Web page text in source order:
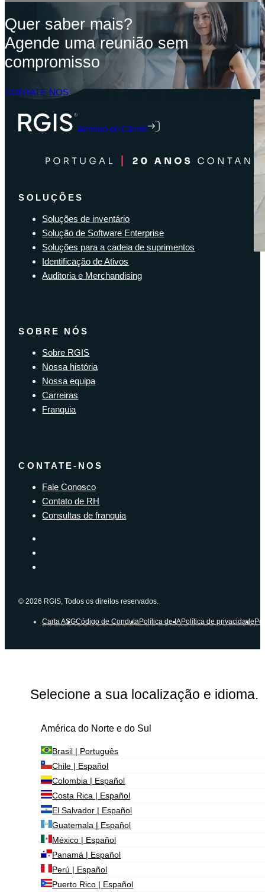
Quer saber mais?
Agende uma reunião sem
compromisso
CONTATE-NOS
Acesso do Cliente
SOLUÇÕES
Soluções de inventário
Solução de Software Enterprise
Soluções para a cadeia de suprimentos
Identificação de Ativos
Auditoria e Merchandising
SOBRE NÓS
Sobre RGIS
Nossa história
Nossa equipa
Carreiras
Franquia
CONTATE-NOS
Fale Conosco
Contato de RH
Consultas de franquia
© 2026 RGIS, Todos os direitos reservados.
Carta ASGCódigo de CondutaPolítica de IAPolítica de privacidade
Selecione a sua localização e idioma.
América do Norte e do Sul
Brasil | Português
Chile | Español
Colombia | Español
Costa Rica | Español
El Salvador | Español
Guatemala | Español
México | Español
Panamá | Español
Perú | Español
Puerto Rico | Español